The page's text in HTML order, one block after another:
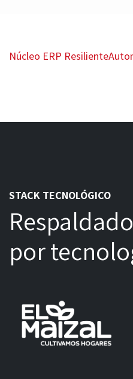
Núcleo ERP Resiliente
STACK TECNOLÓGICO
por